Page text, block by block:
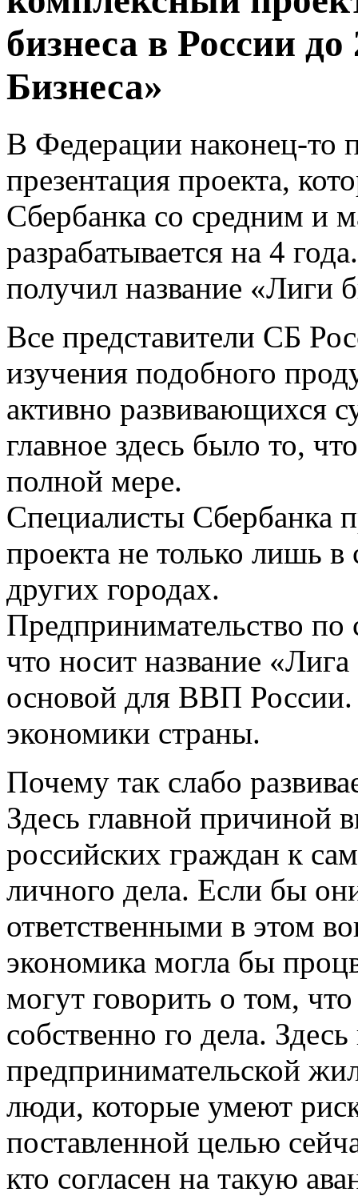
бизнеса в России
Бизнеса»
В Федерации наконец-то
презентация проекта,
Сбербанка со средним и
разрабатывается на 4
получил название «Лиги
Все представители СБ
изучения подобного
активно развивающихся
главное здесь было то,
полной мере.
Специалисты Сбербанка
проекта не только лишь
других городах.
Предпринимательство по
что носит название
основой для ВВП России.
экономики страны.
Почему так слабо
Здесь главной причиной
российских граждан к
личного дела. Если бы
ответственными в этом
экономика могла бы
могут говорить о том,
собственно го дела.
предпринимательской
люди, которые умеют
поставленной целью
кто согласен на такую